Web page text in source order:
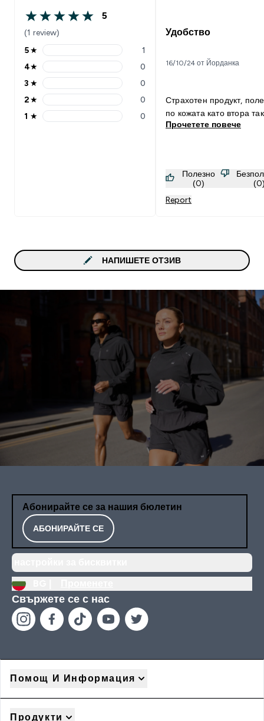
5 out of 5 stars
5
(1 review)
5 stars rating 1 reviews
5★ 1
4 stars rating 0 reviews
4★ 0
3 stars rating 0 reviews
3 ★ 0
2 stars rating 0 reviews
2★ 0
1 stars rating 0 reviews
1 ★ 0
Удобство
16/10/24 от Йорданка
Страхотен продукт,
по кожата като втора
Прочетете повече
Полезно
(0)
Report
НАПИШЕТЕ ОТЗИВ
Абонирайте се за нашия бюлетин
АБОНИРАЙТЕ СЕ
Свържете се с нас
Помощ И Информация
Продукти